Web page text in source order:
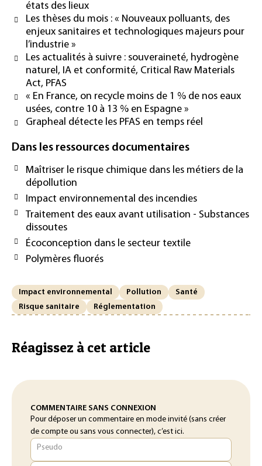
états des lieux
Les thèses du mois : « Nouveaux polluants, des
enjeux sanitaires et technologiques majeurs pour
l’industrie »
Les actualités à suivre : souveraineté, hydrogène
naturel, IA et conformité, Critical Raw Materials
Act, PFAS
« En France, on recycle moins de 1 % de nos eaux
usées, contre 10 à 13 % en Espagne »
Grapheal détecte les PFAS en temps réel
Dans les ressources documentaires
Maîtriser le risque chimique dans les métiers de la
dépollution
Impact environnemental des incendies
Traitement des eaux avant utilisation - Substances
dissoutes
Écoconception dans le secteur textile
Polymères fluorés
Impact environnemental Pollution
Santé
Risque sanitaire
Réglementation
Réagissez à cet article
COMMENTAIRE SANS CONNEXION
Pour déposer un commentaire en mode invité (sans créer
de compte ou sans vous connecter), c’est ici.
Pseudo